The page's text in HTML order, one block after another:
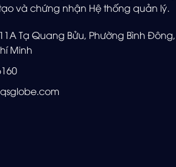
và chứng nhận Hệ thống quản lý.
Tạ Quang Bửu, Phường Bình Đông,
Minh